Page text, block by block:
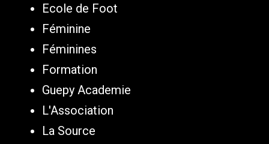
Ecole de Foot
Féminine
Féminines
Formation
Guepy Academie
L'Association
La Source